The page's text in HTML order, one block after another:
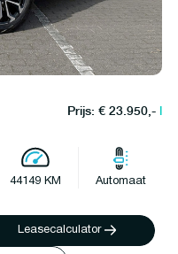
Prijs: € 23.950,-l
44149 KM Automaat
Leasecalculator